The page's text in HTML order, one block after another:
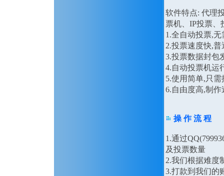
软件特点: 代理
票机、IP投票、
1.全自动投票,
2.投票速度快,
3.投票数据封包
4.自动投票机运
5.使用简单,只
6.自由度高,制
操 作 流 程
1.通过
及投票数量
2.我们根据难度
3.打款到我们的